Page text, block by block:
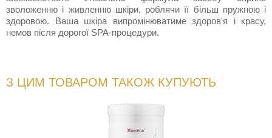
зволоженню і живленню шкіри, роблячи її більш пружною і
здоровою. Ваша шкіра випромінюватиме здоров'я і красу,
немов після дорогої SPA-процедури.
З ЦИМ ТОВАРОМ ТАКОЖ КУПУЮТЬ